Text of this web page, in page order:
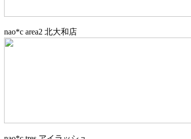
nao*c area2 北大和店